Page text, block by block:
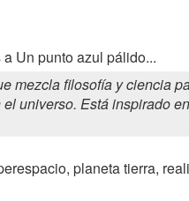
Un punto azul pálido...
mezcla filosofía y ciencia
universo. Está inspirado
planeta tierra,